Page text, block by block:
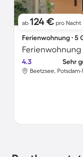
ab 124 € pro Nacht
Ferienwohnung ∙ 5
4.3 Sehr
Beetzsee,